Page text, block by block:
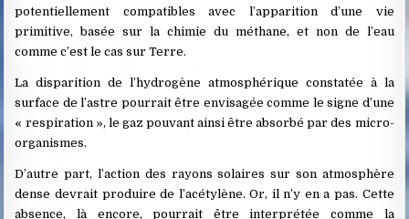
potentiellement compatibles avec l’apparition d’une vie
primitive, basée sur la chimie du méthane, et non de l’eau
comme c’est le cas sur Terre.
La disparition de l’hydrogène atmosphérique constatée à la
surface de l’astre pourrait être envisagée comme le signe d’une
« respiration », le gaz pouvant ainsi être absorbé par des micro-
organismes.
D’autre part, l’action des rayons solaires sur son atmosphère
dense devrait produire de l’acétylène. Or, il n’y en a pas. Cette
absence, là encore, pourrait être interprétée comme la